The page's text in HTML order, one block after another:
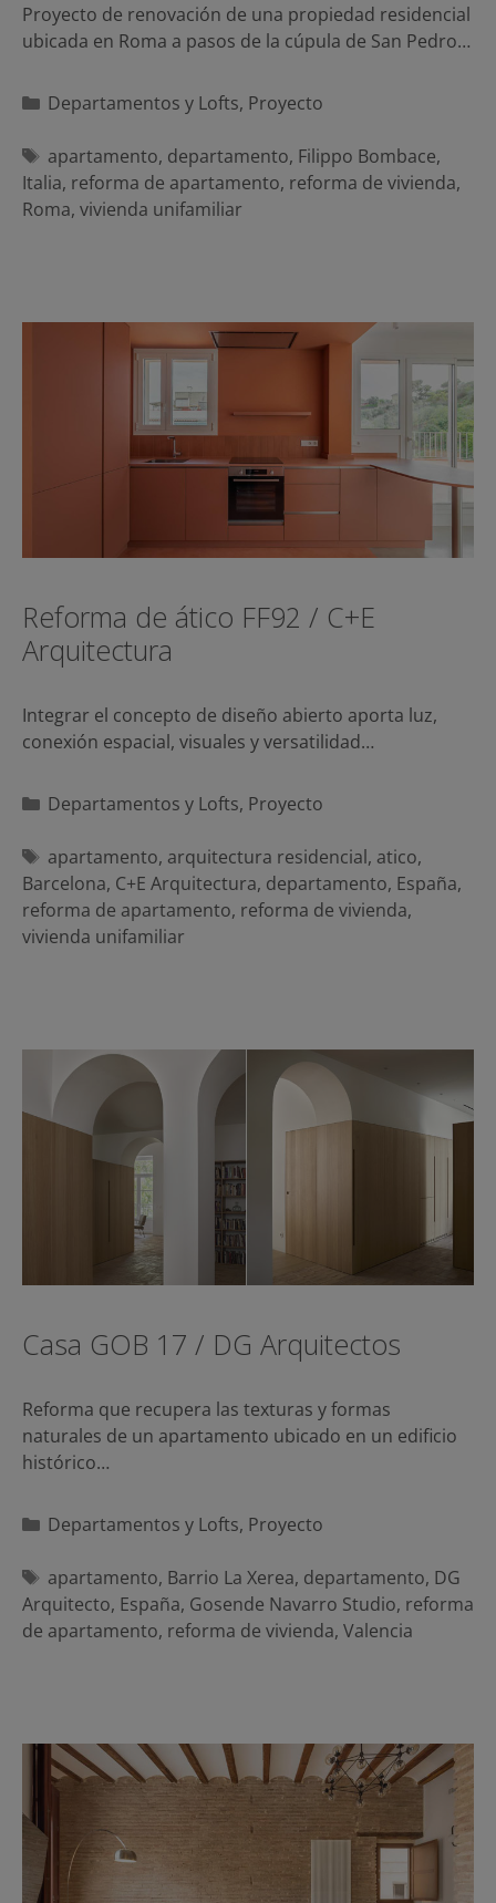
Proyecto de renovación de una propiedad residencial
ubicada en Roma a pasos de la cúpula de San Pedro…
Categorías
Departamentos y Lofts, Proyecto
Etiquetas
apartamento, departamento, Filippo Bombace,
Italia, reforma de apartamento, reforma de vivienda,
Roma, vivienda unifamiliar
Reforma de ático FF92 / C+E
Arquitectura
Integrar el concepto de diseño abierto aporta luz,
conexión espacial, visuales y versatilidad…
Categorías
Departamentos y Lofts, Proyecto
Etiquetas
apartamento, arquitectura residencial, atico,
Barcelona, C+E Arquitectura, departamento, España,
reforma de apartamento, reforma de vivienda,
vivienda unifamiliar
Casa GOB 17 / DG Arquitectos
Reforma que recupera las texturas y formas
naturales de un apartamento ubicado en un edificio
histórico…
Categorías
Departamentos y Lofts, Proyecto
Etiquetas
apartamento, Barrio La Xerea, departamento, DG
Arquitecto, España, Gosende Navarro Studio, reforma
de apartamento, reforma de vivienda, Valencia